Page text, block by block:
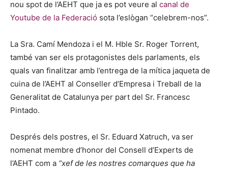
nou spot de l’AEHT que ja es pot veure al canal de
Youtube de la Federació sota l’eslògan “celebrem-nos”.
La Sra. Camí Mendoza i el M. Hble Sr. Roger Torrent,
també van ser els protagonistes dels parlaments, els
quals van finalitzar amb l’entrega de la mítica jaqueta de
cuina de l’AEHT al Conseller d’Empresa i Treball de la
Generalitat de Catalunya per part del Sr. Francesc
Pintado.
Després dels postres, el Sr. Eduard Xatruch, va ser
nomenat membre d’honor del Consell d’Experts de
l’AEHT com a “xef de les nostres comarques que ha